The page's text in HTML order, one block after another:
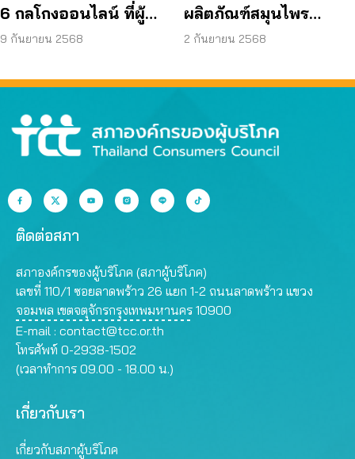
6 กลโกงออนไลน์ ที่ผู้
บริโภคโดนหลอกบ่อย
9 กันยายน 2568
ผลิตภัณฑ์สมุนไพร
JAPO CARE โฆษณา
2 กันยายน 2568
ติดต่อสภา
สภาองค์กรของผู้บริโภค (สภาผู้บริโภค)
เลขที่ 110/1 ซอยลาดพร้าว 26 แยก 1-2 ถนนลาดพร้าว แขวง
จอมพล เขตจตุจักรกรุงเทพมหานคร 10900
E-mail : contact@tcc.or.th
โทรศัพท์ 0-2938-1502
(เวลาทำการ 09.00 - 18.00 น.)
เกี่ยวกับเรา
เกี่ยวกับสภาผู้บริโภค